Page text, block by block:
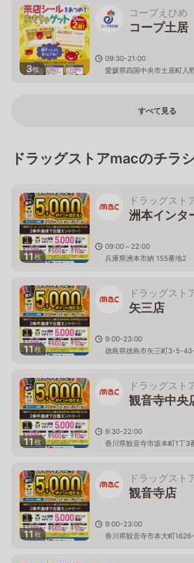
3枚
コープえひめ
コープ土居
09:30-21:00
愛媛県四国中央市土居町入
すべて見る
ドラッグストアmacのチラ
11枚
ドラッグスト
洲本インタ
09:00～22:00
兵庫県洲本市納 155番地2
11枚
ドラッグスト
矢三店
9:00-23:00
徳島県徳島市矢三町3-5-
11枚
ドラッグスト
観音寺中央
9:30-22:00
香川県観音寺市坂本町1丁3
11枚
ドラッグスト
観音寺店
9:00-23:00
香川県観音寺市本大町